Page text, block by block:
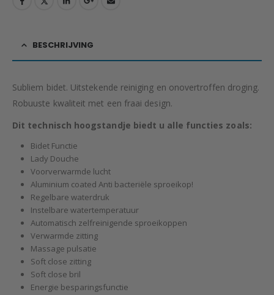
BESCHRIJVING
Subliem bidet. Uitstekende reiniging en onovertroffen droging.
Robuuste kwaliteit met een fraai design.
Dit technisch hoogstandje biedt u alle functies zoals:
Bidet Functie
Lady Douche
Voorverwarmde lucht
Aluminium coated Anti bacteriële sproeikop!
Regelbare waterdruk
Instelbare watertemperatuur
Automatisch zelfreinigende sproeikoppen
Verwarmde zitting
Massage pulsatie
Soft close zitting
Soft close bril
Energie besparingsfunctie